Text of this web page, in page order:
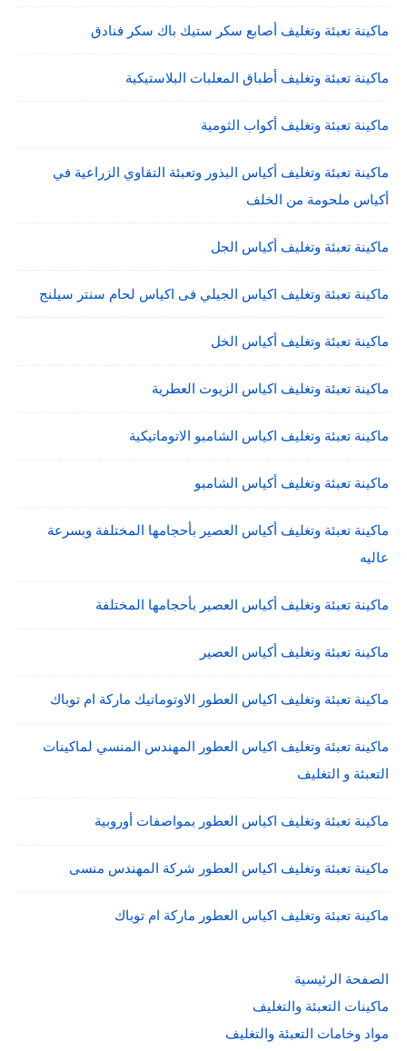
ماكينة تعبئة وتغليف أصابع سكر ستيك باك سكر فنادق
ماكينة تعبئة وتغليف أطباق المعلبات البلاستيكية
ماكينة تعبئة وتغليف أكواب الثومية
ماكينة تعبئة وتغليف أكياس البذور وتعبئة التقاوي الزراعية في
أكياس ملحومة من الخلف
ماكينة تعبئة وتغليف أكياس الجل
ماكينة تعبئة وتغليف اكياس الجيلي فى اكياس لحام سنتر سيلنج
ماكينة تعبئة وتغليف أكياس الخل
ماكينة تعبئة وتغليف اكياس الزيوت العطرية
ماكينة تعبئة وتغليف اكياس الشامبو الاتوماتيكية
ماكينة تعبئة وتغليف أكياس الشامبو
ماكينة تعبئة وتغليف أكياس العصير بأحجامها المختلفة وبسرعة
عاليه
ماكينة تعبئة وتغليف أكياس العصير بأحجامها المختلفة
ماكينة تعبئة وتغليف أكياس العصير
ماكينة تعبئة وتغليف اكياس العطور الاوتوماتيك ماركة ام توباك
ماكينة تعبئة وتغليف اكياس العطور المهندس المنسي لماكينات
التعبئة و التغليف
ماكينة تعبئة وتغليف اكياس العطور بمواصفات أوروبية
ماكينة تعبئة وتغليف اكياس العطور شركة المهندس منسى
ماكينة تعبئة وتغليف اكياس العطور ماركة ام توباك
الصفحة الرئيسية
ماكينات التعبئة والتغليف
مواد وخامات التعبئة والتغليف